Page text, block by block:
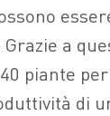
a
piante
di